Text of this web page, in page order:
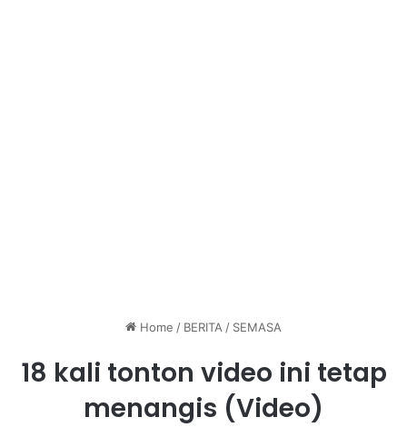
Home / BERITA / SEMASA
18 kali tonton video ini tetap
menangis (Video)